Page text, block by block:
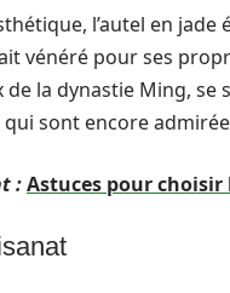
l’autel en
vénéré pour ses
de la dynastie Ming,
sont encore
:Astuces pour